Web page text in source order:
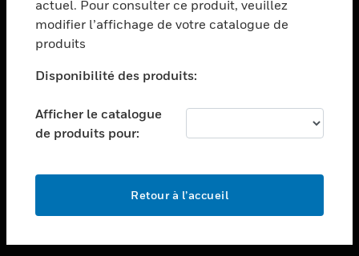
toggle view
SOCIÉTÉ
toggle view
NOUS CONTACTER
toggle view
MENTIONS LÉGALES
actuel. Pour consulter ce produit, veuillez
modifier l’affichage de votre catalogue de
produits
Disponibilité des produits:
Afficher le catalogue
de produits pour:
Retour à l’accueil